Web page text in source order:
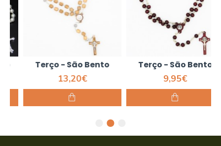
Terço - São Bento
13,20€
Terço - São Bento
9,95€